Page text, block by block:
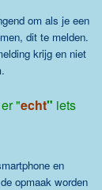
om als je een
dit te melden.
krijg en niet
"echt" iets
en
opmaak worden